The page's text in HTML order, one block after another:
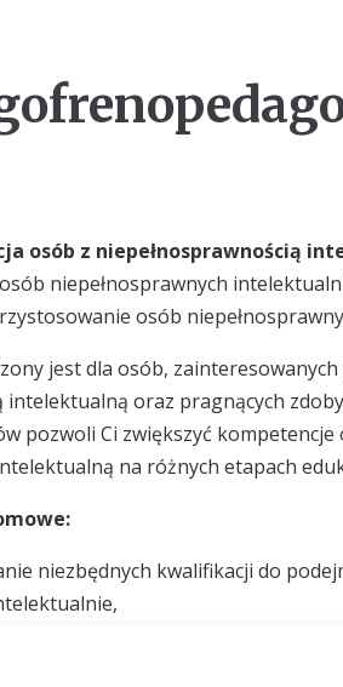
osób z niepełnosprawnością
niepełnosprawnych
osób
jest dla osób,
intelektualną oraz pragnących
pozwoli Ci zwiększyć
na różnych etapach
niezbędnych kwalifikacji do
w charakterze nauczyciela
– wychowawczych i